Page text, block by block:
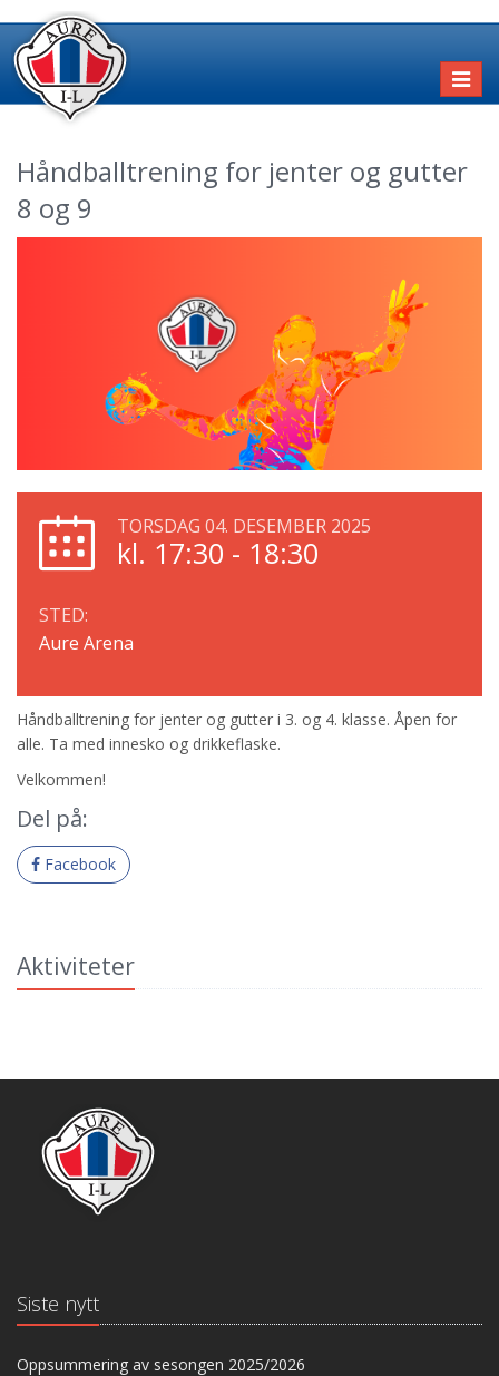
Håndballtrening for jenter og gutter
8 og 9
TORSDAG 04. DESEMBER 2025
kl. 17:30 - 18:30
STED:
Aure Arena
Håndballtrening for jenter og gutter i 3. og 4. klasse. Åpen for
alle. Ta med innesko og drikkeflaske.
Velkommen!
Del på:
Facebook
Aktiviteter
Siste nytt
Oppsummering av sesongen 2025/2026